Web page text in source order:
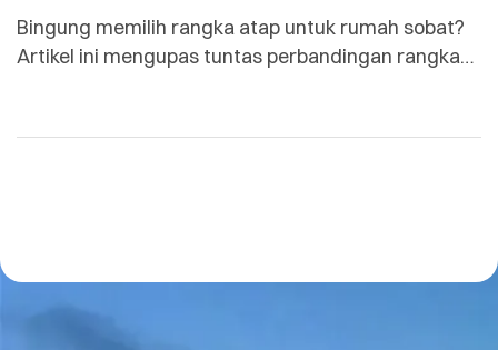
Bingung memilih rangka atap untuk rumah sobat?
Artikel ini mengupas tuntas perbandingan rangka
kokoh dan tahan lama. Atap adalah salah satu